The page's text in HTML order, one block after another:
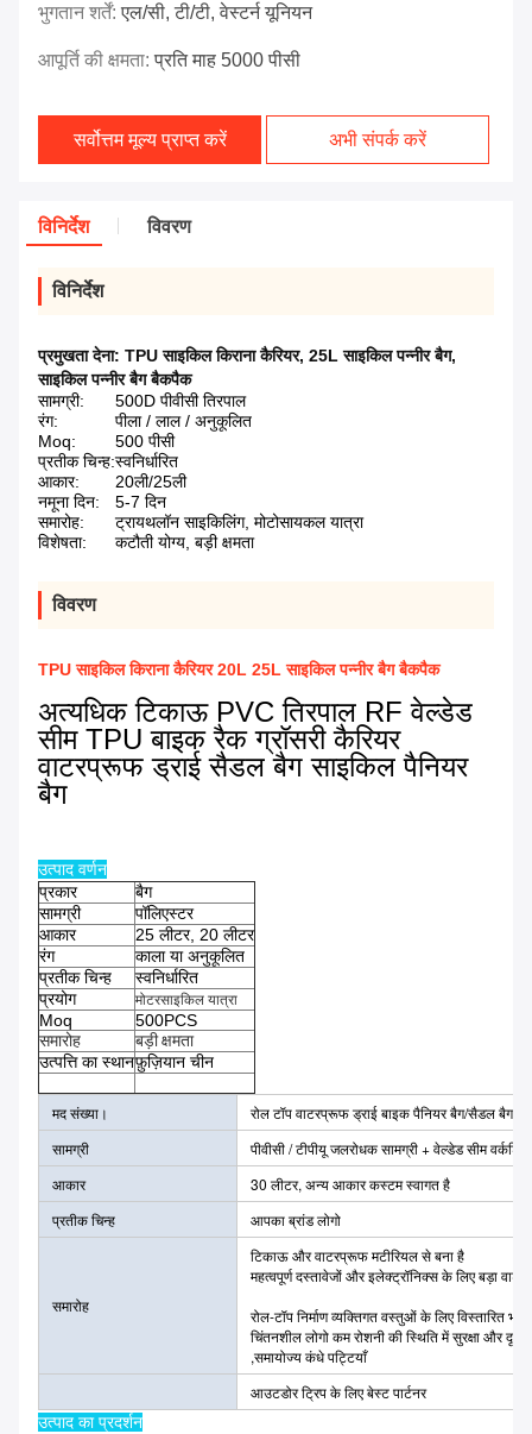
भुगतान शर्तें:एल/सी, टी/टी, वेस्टर्न यूनियन
आपूर्ति की क्षमता:प्रति माह 5000 पीसी
सर्वोत्तम मूल्य प्राप्त करें अभी संपर्क करें
विनिर्देश विवरण
विनिर्देश
प्रमुखता देना: TPU साइकिल किराना कैरियर, 25L साइकिल पन्नीर बैग,
साइकिल पन्नीर बैग बैकपैक
सामग्री:
500D पीवीसी तिरपाल
रंग:
पीला / लाल / अनुकूलित
Moq:
500 पीसी
प्रतीक चिन्ह:स्वनिर्धारित
आकार:
20ली/25ली
नमूना दिन:
5-7 दिन
समारोह:
ट्रायथलॉन साइकिलिंग, मोटोसायकल यात्रा
विशेषता:
कटौती योग्य, बड़ी क्षमता
विवरण
TPU साइकिल किराना कैरियर 20L 25L साइकिल पन्नीर बैग बैकपैक
अत्यधिक टिकाऊ PVC तिरपाल RF वेल्डेड
सीम TPU बाइक रैक ग्रॉसरी कैरियर
वाटरप्रूफ ड्राई सैडल बैग साइकिल पैनियर
बैग
उत्पाद वर्णन
प्रकार
बैग
सामग्री
पॉलिएस्टर
आकार
25 लीटर, 20 लीटर
रंग
काला या अनुकूलित
प्रतीक चिन्ह
स्वनिर्धारित
प्रयोग
मोटरसाइकिल यात्रा
Moq
500PCS
समारोह
बड़ी क्षमता
उत्पत्ति का स्थानफ़ुज़ियान चीन
मद संख्या।
रोल टॉप वाटरप्रूफ ड्राई बाइक पैनियर बैग/सैडल बैग
सामग्री
पीवीसी / टीपीयू जलरोधक सामग्री + वेल्डेड सीम वर्कशिप
आकार
30 लीटर, अन्य आकार कस्टम स्वागत है
प्रतीक चिन्ह
आपका ब्रांड लोगो
समारोह
टिकाऊ और वाटरप्रूफ मटीरियल से बना है
महत्वपूर्ण दस्तावेजों और इलेक्ट्रॉनिक्स के लिए बड़ा
रोल-टॉप निर्माण व्यक्तिगत वस्तुओं के लिए विस्तारित
चिंतनशील लोगो कम रोशनी की स्थिति में सुरक्षा और
,समायोज्य कंधे पट्टियाँ
आउटडोर ट्रिप के लिए बेस्ट पार्टनर
उत्पाद का प्रदर्शन